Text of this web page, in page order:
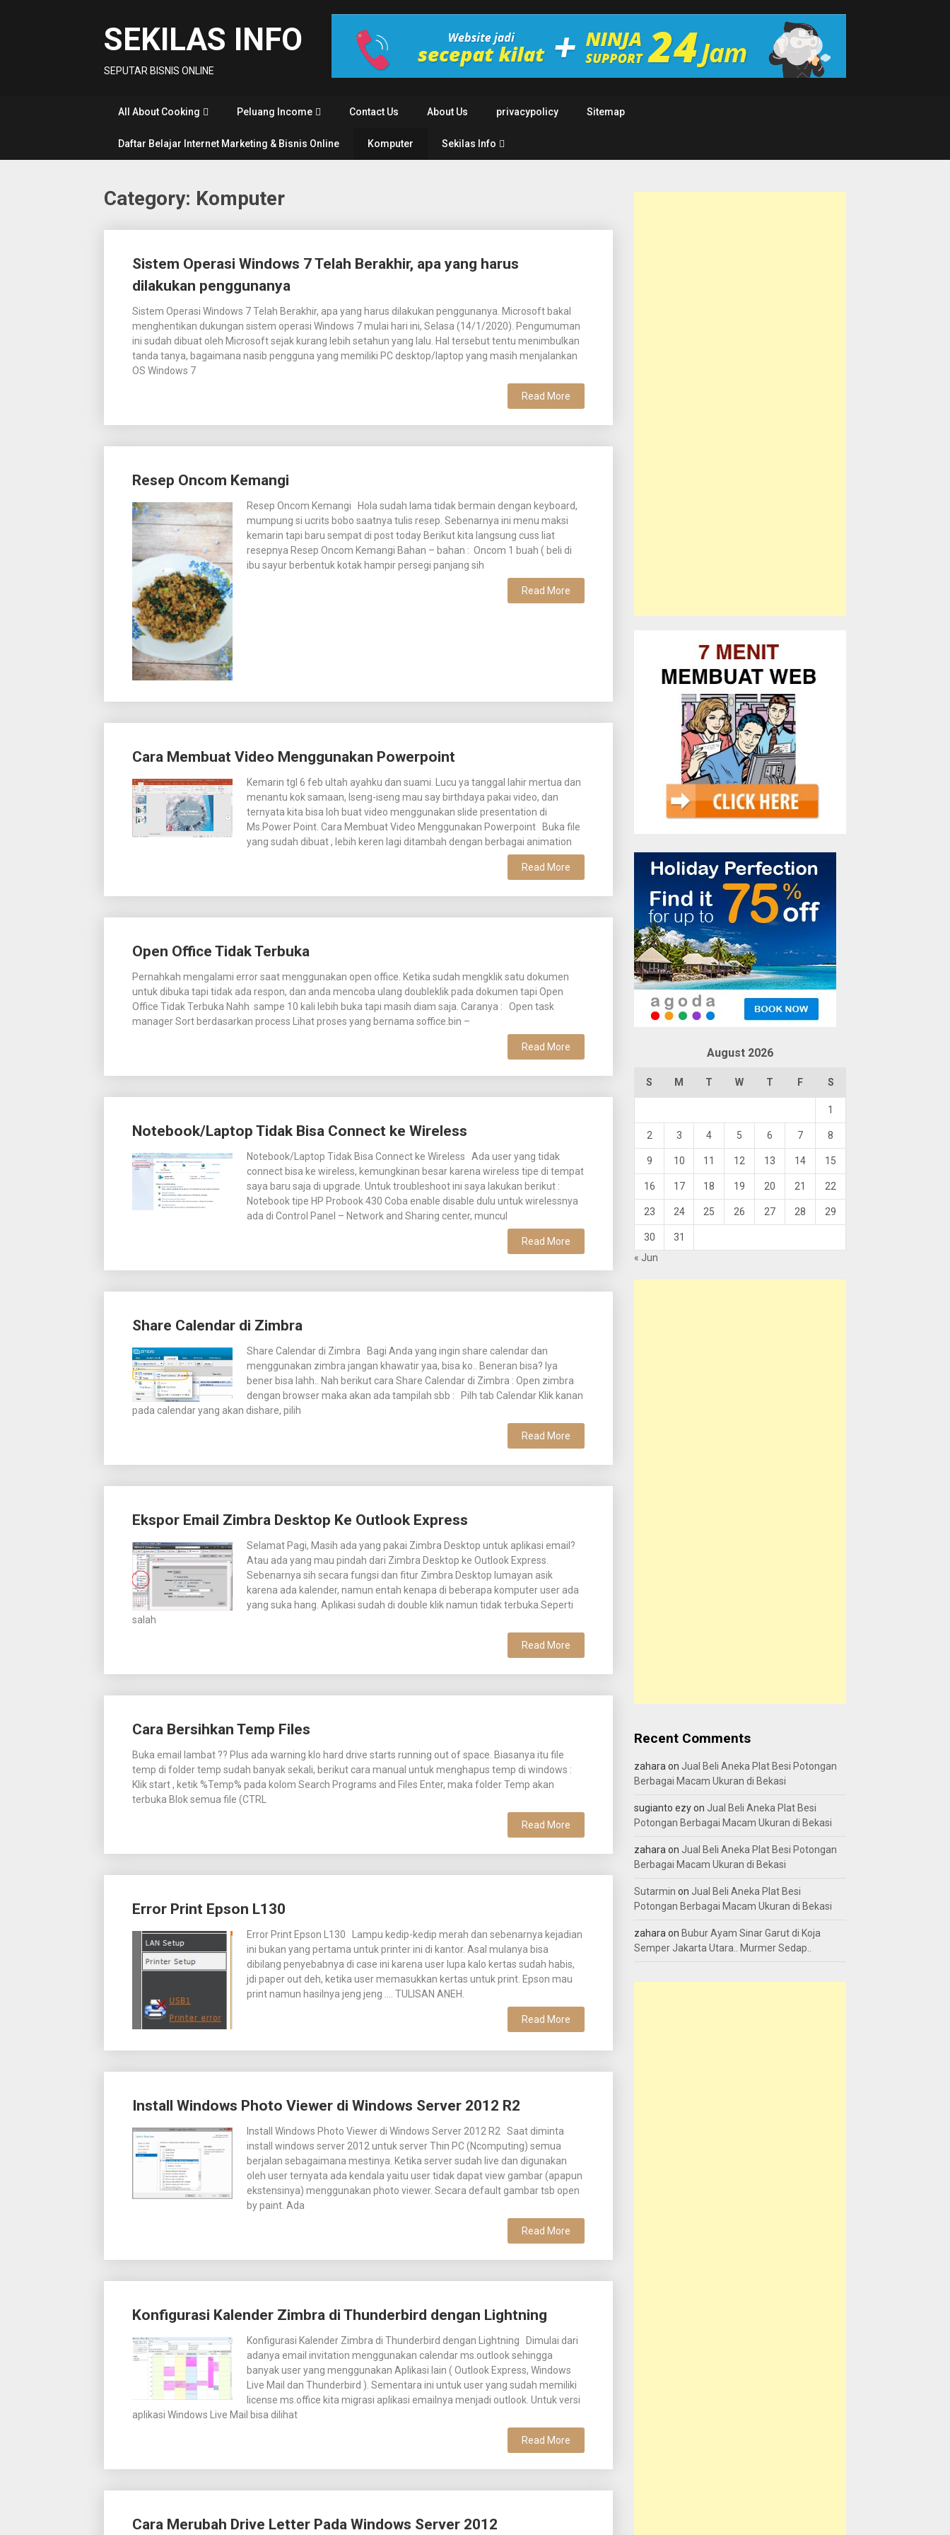
SEKILAS INFO
SEPUTAR BISNIS ONLINE
All About Cooking Peluang Income Contact Us About Us privacypolicy Sitemap
Daftar Belajar Internet Marketing & Bisnis Online Komputer Sekilas Info
Category: Komputer
Sistem Operasi Windows 7 Telah Berakhir, apa yang harus
dilakukan penggunanya
Sistem Operasi Windows 7 Telah Berakhir, apa yang harus dilakukan penggunanya. Microsoft bakal
menghentikan dukungan sistem operasi Windows 7 mulai hari ini, Selasa (14/1/2020). Pengumuman
ini sudah dibuat oleh Microsoft sejak kurang lebih setahun yang lalu. Hal tersebut tentu menimbulkan
tanda tanya, bagaimana nasib pengguna yang memiliki PC desktop/laptop yang masih menjalankan
OS Windows 7
Read More
Resep Oncom Kemangi
Resep Oncom Kemangi Hola sudah lama tidak bermain dengan keyboard,
mumpung si ucrits bobo saatnya tulis resep. Sebenarnya ini menu maksi
kemarin tapi baru sempat di post today Berikut kita langsung cuss liat
resepnya Resep Oncom Kemangi Bahan – bahan : Oncom 1 buah ( beli di
ibu sayur berbentuk kotak hampir persegi panjang sih
Read More
Cara Membuat Video Menggunakan Powerpoint
Kemarin tgl 6 feb ultah ayahku dan suami. Lucu ya tanggal lahir mertua dan
menantu kok samaan, Iseng-iseng mau say birthdaya pakai video, dan
ternyata kita bisa loh buat video menggunakan slide presentation di
Ms.Power Point. Cara Membuat Video Menggunakan Powerpoint Buka file
yang sudah dibuat , lebih keren lagi ditambah dengan berbagai animation
Read More
Open Office Tidak Terbuka
Pernahkah mengalami error saat menggunakan open office. Ketika sudah mengklik satu dokumen
untuk dibuka tapi tidak ada respon, dan anda mencoba ulang doubleklik pada dokumen tapi Open
Office Tidak Terbuka Nahh sampe 10 kali lebih buka tapi masih diam saja. Caranya : Open task
manager Sort berdasarkan process Lihat proses yang bernama soffice.bin –
Read More
Notebook/Laptop Tidak Bisa Connect ke Wireless
Notebook/Laptop Tidak Bisa Connect ke Wireless Ada user yang tidak
connect bisa ke wireless, kemungkinan besar karena wireless tipe di tempat
saya baru saja di upgrade. Untuk troubleshoot ini saya lakukan berikut :
Notebook tipe HP Probook 430 Coba enable disable dulu untuk wirelessnya
ada di Control Panel – Network and Sharing center, muncul
Read More
Share Calendar di Zimbra
Share Calendar di Zimbra Bagi Anda yang ingin share calendar dan
menggunakan zimbra jangan khawatir yaa, bisa ko.. Beneran bisa? Iya
bener bisa lahh.. Nah berikut cara Share Calendar di Zimbra : Open zimbra
dengan browser maka akan ada tampilah sbb : Pilh tab Calendar Klik kanan
pada calendar yang akan dishare, pilih
Read More
Ekspor Email Zimbra Desktop Ke Outlook Express
Selamat Pagi, Masih ada yang pakai Zimbra Desktop untuk aplikasi email?
Atau ada yang mau pindah dari Zimbra Desktop ke Outlook Express.
Sebenarnya sih secara fungsi dan fitur Zimbra Desktop lumayan asik
karena ada kalender, namun entah kenapa di beberapa komputer user ada
yang suka hang. Aplikasi sudah di double klik namun tidak terbuka.Seperti
salah
Read More
Cara Bersihkan Temp Files
Buka email lambat ?? Plus ada warning klo hard drive starts running out of space. Biasanya itu file
temp di folder temp sudah banyak sekali, berikut cara manual untuk menghapus temp di windows :
Klik start , ketik %Temp% pada kolom Search Programs and Files Enter, maka folder Temp akan
terbuka Blok semua file (CTRL
Read More
Error Print Epson L130
Error Print Epson L130 Lampu kedip-kedip merah dan sebenarnya kejadian
ini bukan yang pertama untuk printer ini di kantor. Asal mulanya bisa
dibilang penyebabnya di case ini karena user lupa kalo kertas sudah habis,
jdi paper out deh, ketika user memasukkan kertas untuk print. Epson mau
print namun hasilnya jeng jeng …. TULISAN ANEH.
Read More
Install Windows Photo Viewer di Windows Server 2012 R2
Install Windows Photo Viewer di Windows Server 2012 R2 Saat diminta
install windows server 2012 untuk server Thin PC (Ncomputing) semua
berjalan sebagaimana mestinya. Ketika server sudah live dan digunakan
oleh user ternyata ada kendala yaitu user tidak dapat view gambar (apapun
ekstensinya) menggunakan photo viewer. Secara default gambar tsb open
by paint. Ada
Read More
Konfigurasi Kalender Zimbra di Thunderbird dengan Lightning
Konfigurasi Kalender Zimbra di Thunderbird dengan Lightning Dimulai dari
adanya email invitation menggunakan calendar ms.outlook sehingga
banyak user yang menggunakan Aplikasi lain ( Outlook Express, Windows
Live Mail dan Thunderbird ). Sementara ini untuk user yang sudah memiliki
license ms.office kita migrasi aplikasi emailnya menjadi outlook. Untuk versi
aplikasi Windows Live Mail bisa dilihat
Read More
Cara Merubah Drive Letter Pada Windows Server 2012
navigation
August 2026
S M T W T F S
1
2 3 4 5 6 7 8
9 10 11 12 13 14 15
16 17 18 19 20 21 22
23 24 25 26 27 28 29
30
31
« Jun
Recent Comments
zahara on Jual Beli Aneka Plat Besi Potongan
Berbagai Macam Ukuran di Bekasi
sugianto ezyon Jual Beli Aneka Plat Besi
Potongan Berbagai Macam Ukuran di Bekasi
zahara on Jual Beli Aneka Plat Besi Potongan
Berbagai Macam Ukuran di Bekasi
Sutarmin on Jual Beli Aneka Plat Besi
Potongan Berbagai Macam Ukuran di Bekasi
zahara on Bubur Ayam Sinar Garut di Koja
Semper Jakarta Utara.. Murmer Sedap..